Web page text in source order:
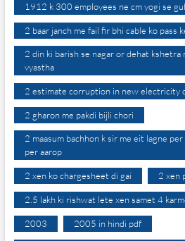
1912 k 300 employees ne cm yogi se
2 baar janch me fail fir bhi cable ko pass
2 din ki barish se nagar or dehat kshetra
vyastha
2 estimate corruption in new electricity
2 gharon me pakdi bijli chori
2 maasum bachhon k sir me eit lagne
per aarop
2 xen ko chargesheet di gai 2 xen
2.5 lakh ki rishwat lete xen samet 4
2003 2005 in hindi pdf